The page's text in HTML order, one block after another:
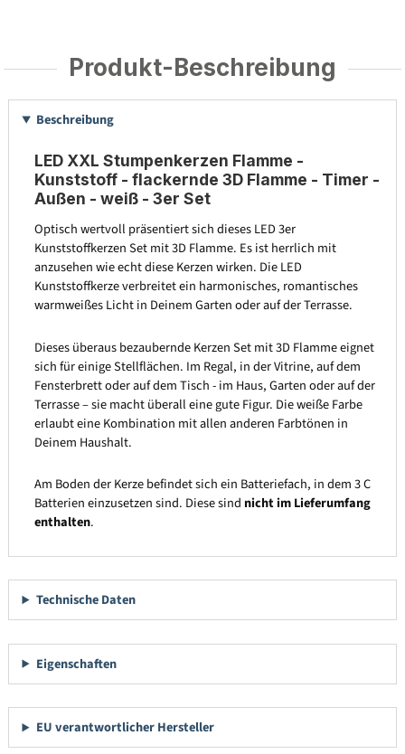
Produkt-Beschreibung
Beschreibung
LED XXL Stumpenkerzen Flamme -
Kunststoff - flackernde 3D Flamme - Timer -
Außen - weiß - 3er Set
Optisch wertvoll präsentiert sich dieses LED 3er
Kunststoffkerzen Set mit 3D Flamme. Es ist herrlich mit
anzusehen wie echt diese Kerzen wirken. Die LED
Kunststoffkerze verbreitet ein harmonisches, romantisches
warmweißes Licht in Deinem Garten oder auf der Terrasse.
Dieses überaus bezaubernde Kerzen Set mit 3D Flamme eignet
sich für einige Stellflächen. Im Regal, in der Vitrine, auf dem
Fensterbrett oder auf dem Tisch - im Haus, Garten oder auf der
Terrasse – sie macht überall eine gute Figur. Die weiße Farbe
erlaubt eine Kombination mit allen anderen Farbtönen in
Deinem Haushalt.
Am Boden der Kerze befindet sich ein Batteriefach, in dem 3 C
Batterien einzusetzen sind. Diese sind nicht im Lieferumfang
enthalten.
Technische Daten
Eigenschaften
EU verantwortlicher Hersteller